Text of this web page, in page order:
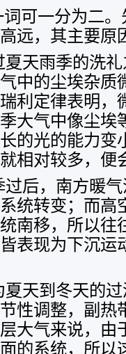
词可一分为二
远，其主要原
夏天雨季的洗
中的尘埃杂质
利定律表明，
大气中像尘埃
的光的能力变
相对较多，便
过后，南方暖
统转变；而高
南移，所以往
表现为下沉运
夏天到冬天的
性调整，副热
大气来说，由
的系统，所以